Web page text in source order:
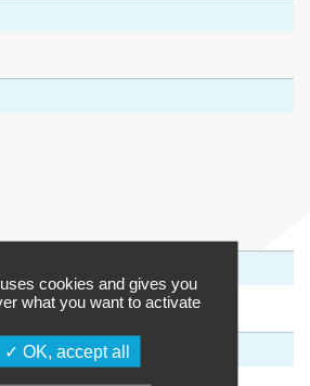
cookies and gives you
what you want to activate
OK, accept all